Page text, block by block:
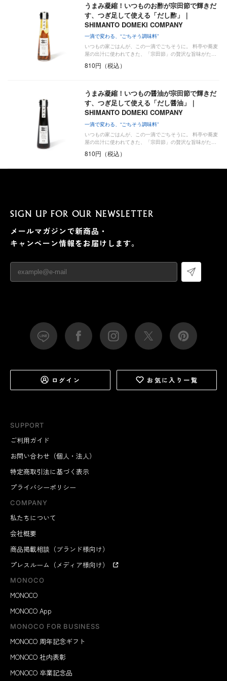
うまみ凝縮！いつものお酢が宗田節で輝きだ
す、つぎ足して使える「だし酢」｜
SHIMANTO DOMEKI COMPANY
一滴で変わる、“ごちそう調味料”
いつもの家ごはんが、この一滴でごちそうに。 料亭や蕎麦
屋の出汁に使われてきた、「宗田節」の贅沢な旨味がた…
810円（税込）
うまみ凝縮！いつもの醤油が宗田節で輝きだ
す、つぎ足して使える「だし醤油」｜
SHIMANTO DOMEKI COMPANY
一滴で変わる、“ごちそう調味料”
いつもの家ごはんが、この一滴でごちそうに。 料亭や蕎麦
屋の出汁に使われてきた、「宗田節」の贅沢な旨味がた…
810円（税込）
SUPPORT
ご利用ガイド
お問い合わせ（個人・法人）
特定商取引法に基づく表示
プライバシーポリシー
COMPANY
私たちについて
会社概要
商品掲載相談（ブランド様向け）
プレスルーム（メディア様向け）
MONOCO
MONOCO
MONOCO App
MONOCO FOR BUSINESS
MONOCO 周年記念ギフト
MONOCO 社内表彰
MONOCO 卒業記念品
SIGN UP FOR OUR NEWSLETTER
メールマガジンで新商品・
キャンペーン情報をお届けします。
ログイン お気に入り一覧